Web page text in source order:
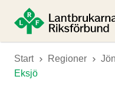
Start Regioner
Eksjö